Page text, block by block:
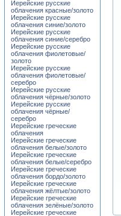
Иерейские русские
облачения красные/золото
Иерейские русские
облачения синие/золото
Иерейские русские
облачения синие/серебро
Иерейские русские
облачения фиолетовые/
золото
Иерейские русские
облачения фиолетовые/
серебро
Иерейские русские
облачения чёрные/золото
Иерейские русские
облачения чёрные/
серебро
Иерейские греческие
облачения
Иерейские греческие
облачения белые/золото
Иерейские греческие
облачения белые/серебро
Иерейские греческие
облачения бордо/золото
Иерейские греческие
облачения жёлтые/золото
Иерейские греческие
облачения зелёные/золото
Иерейские греческие